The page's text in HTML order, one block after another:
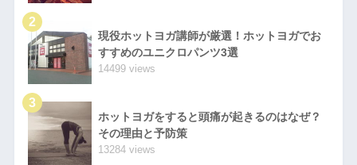
2
現役ホットヨガ講師が厳選！ホットヨガでお
すすめのユニクロパンツ3選
14499 views
3
ホットヨガをすると頭痛が起きるのはなぜ？
その理由と予防策
13284 views